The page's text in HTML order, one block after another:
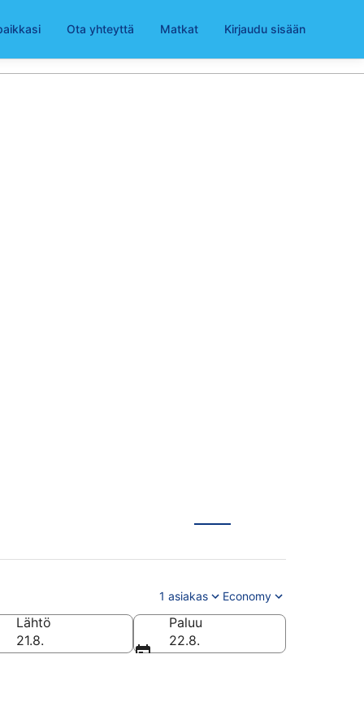
Ota yhteyttä Matkat Kirjaudu sisään
1 asiakas Economy
Lähtö
21.8.
Paluu
22.8.